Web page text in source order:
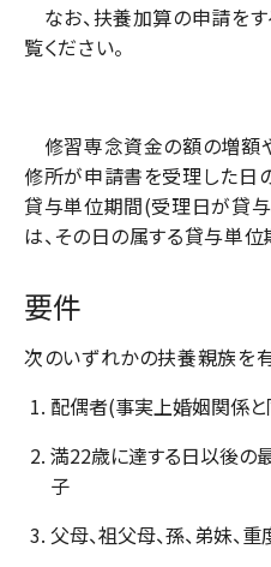
なお、扶養加算の申請を
覧ください。
修習専念資金の額の増額
修所が申請書を受理した日
貸与単位期間(受理日が貸
は、その日の属する貸与単位
要件
次のいずれかの扶養親族を有
配偶者(事実上婚姻関係と
満22歳に達する日以後の
子
父母、祖父母、孫、弟妹、